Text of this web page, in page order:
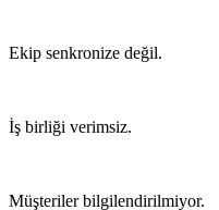
Ekip senkronize değil.
İş birliği verimsiz.
Müşteriler bilgilendirilmiyor.